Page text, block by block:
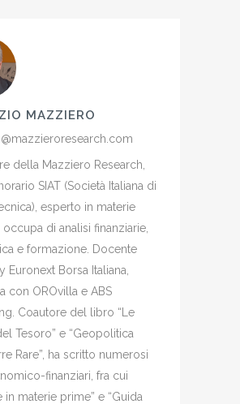
MAZZIERO
della Mazziero Research,
SIAT (Società Italiana di
esperto in materie
di analisi finanziarie,
e formazione. Docente
Euronext Borsa Italiana,
con OROvilla e ABS
Coautore del libro “Le
Tesoro” e “Geopolitica
Rare”, ha scritto numerosi
finanziari, fra cui
in materie prime” e “Guida